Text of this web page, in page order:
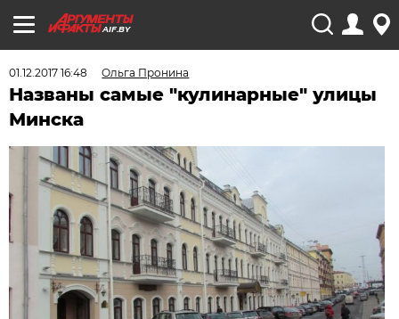
AIF.BY
01.12.2017 16:48 Ольга Пронина
Названы самые "кулинарные" улицы
Минска